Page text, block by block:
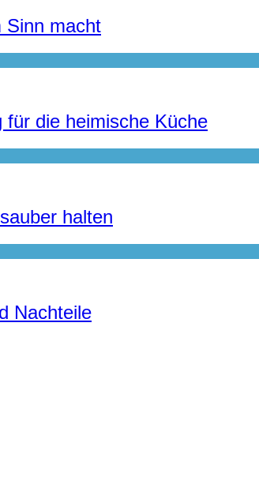
Sinn macht
die heimische Küche
halten
Nachteile